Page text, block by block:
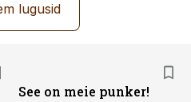
lugusid
See on meie punker!